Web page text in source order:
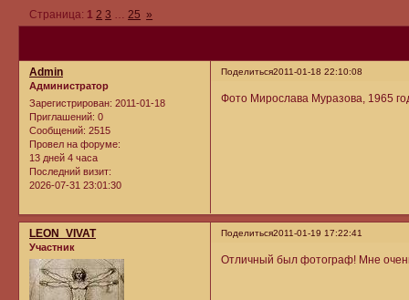
Страница: 1 2 3 25 »
Поделиться2011-01-18 22:10:08
Admin
Администратор
Зарегистрирован: 2011-01-18
Приглашений: 0
Сообщений: 2515
Провел на форуме:
13 дней 4 часа
Последний визит:
2026-07-31 23:01:30
Фото Мирослава Муразова, 1965
Поделиться2011-01-19 17:22:41
LEON_VIVAT
Участник
Отличный был фотограф! Мне